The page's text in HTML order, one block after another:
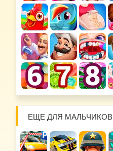
ЕЩЕ ДЛЯ МАЛЬЧИКОВ